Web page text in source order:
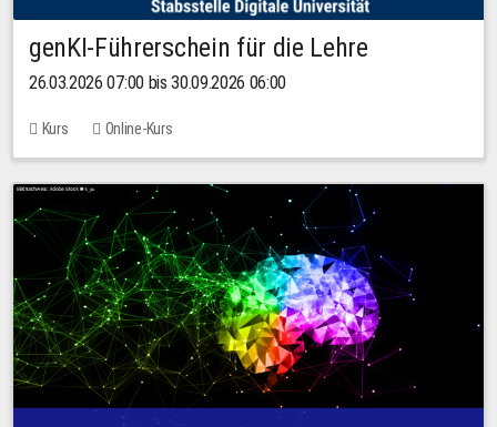
genKI-Führerschein für die Lehre
26.03.2026 07:00 bis 30.09.2026 06:00
Kurs Online-Kurs